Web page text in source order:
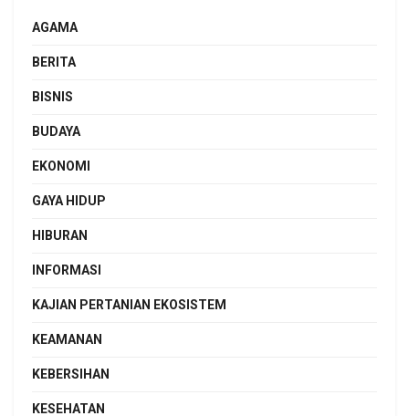
AGAMA
BERITA
BISNIS
BUDAYA
EKONOMI
GAYA HIDUP
HIBURAN
INFORMASI
KAJIAN PERTANIAN EKOSISTEM
KEAMANAN
KEBERSIHAN
KESEHATAN